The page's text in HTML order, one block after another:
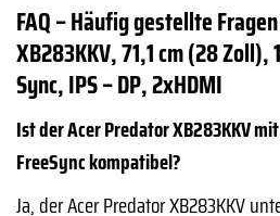
FAQ – Häufig gestellte
XB283KKV, 71,1 cm (28
Sync, IPS – DP, 2xHDMI
Ist der Acer Predator XB283KKV
FreeSync kompatibel?
Ja, der Acer Predator XB283KKV